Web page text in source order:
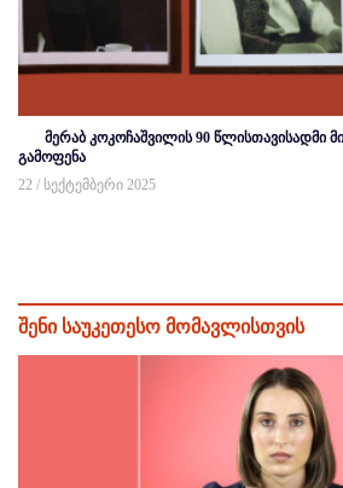
მერაბ კოკოჩაშვილის 90 წლისთავისადმი
გამოფენა
22 / სექტემბერი 2025
შენი საუკეთესო მომავლისთვის